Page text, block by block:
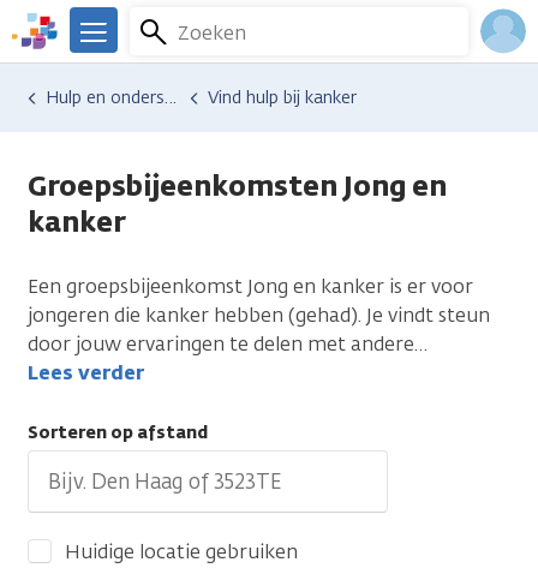
Overslaan
en
naar
We
er
Kanker.nl
Zoeken
Menu
Hulp en ondersteuning Vind hulp bij kanker
Groepsbijeenkomsten Jong en
kanker
Een groepsbijeenkomst Jong en kanker is er voor
jongeren die kanker hebben (gehad). Je vindt steun
door jouw ervaringen te delen met andere…
Lees verder
Sorteren op afstand
Huidige locatie gebruiken